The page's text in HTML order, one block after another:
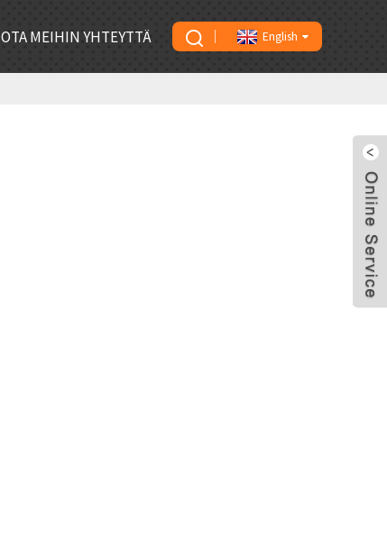
OTA MEIHIN YHTEYTTÄ English